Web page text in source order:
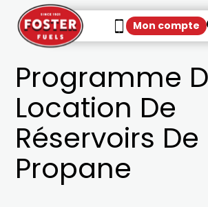
Mon compte
Programme
Location De
Réservoirs De
Propane